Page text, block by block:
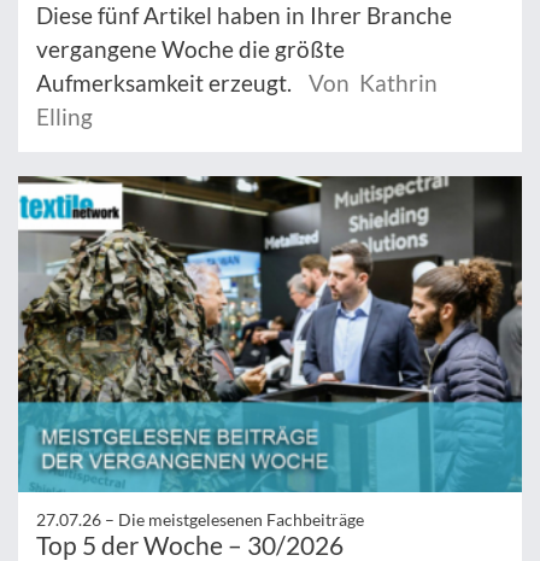
Diese fünf Artikel haben in Ihrer Branche
vergangene Woche die größte
Aufmerksamkeit erzeugt.
Von Kathrin
Elling
27.07.26 – Die meistgelesenen Fachbeiträge
Top 5 der Woche – 30/2026